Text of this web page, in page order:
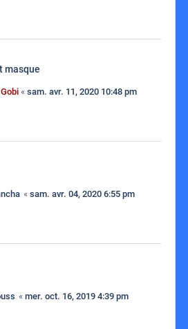
masque
« sam. avr. 11, 2020 10:48 pm
« sam. avr. 04, 2020 6:55 pm
« mer. oct. 16, 2019 4:39 pm